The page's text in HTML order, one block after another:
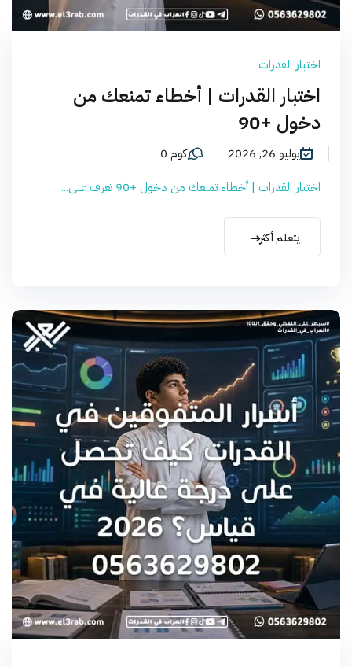
اختبار القدرات
اختبار القدرات | أخطاء تمنعك من
دخول +90
يوليو 26, 2026
كوم 0
اختبار القدرات | أخطاء تمنعك من دخول +90 تعرف على...
يتعلم أكثر